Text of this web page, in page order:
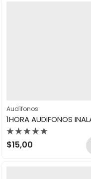
Audífonos
Valorado
con
$15,00